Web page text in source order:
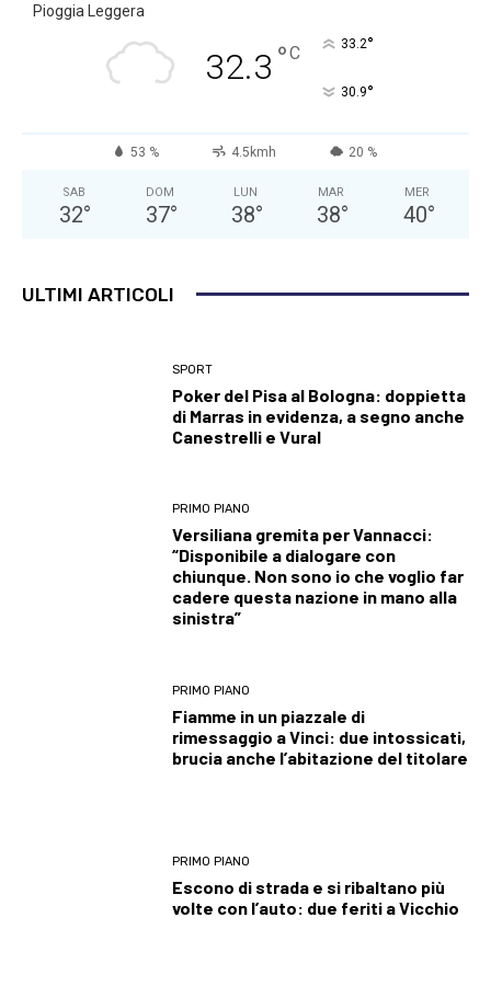
Pioggia Leggera
32.3 °C 33.2°
30.9°
53 % 4.5kmh 20 %
SAB
32°
DOM
37°
LUN
38°
MAR
38°
MER
40°
ULTIMI ARTICOLI
SPORT
Poker del Pisa al Bologna: doppietta
di Marras in evidenza, a segno anche
Canestrelli e Vural
PRIMO PIANO
Versiliana gremita per Vannacci:
“Disponibile a dialogare con
chiunque. Non sono io che voglio far
cadere questa nazione in mano alla
sinistra”
PRIMO PIANO
Fiamme in un piazzale di
rimessaggio a Vinci: due intossicati,
brucia anche l’abitazione del titolare
PRIMO PIANO
Escono di strada e si ribaltano più
volte con l’auto: due feriti a Vicchio